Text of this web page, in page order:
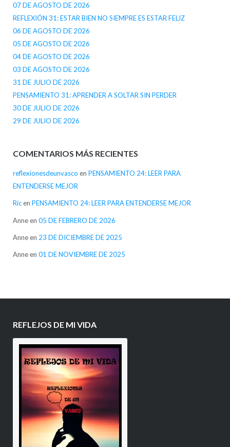
07 DE AGOSTO DE 2026
REFLEXIÓN 31: ESTAR BIEN NO SIEMPRE ES ESTAR FELIZ
06 DE AGOSTO DE 2026
05 DE AGOSTO DE 2026
04 DE AGOSTO DE 2026
03 DE AGOSTO DE 2026
31 DE JULIO DE 2026
PENSAMIENTO 31: APRENDER A SOLTAR SIN PERDER
30 DE JULIO DE 2026
29 DE JULIO DE 2026
COMENTARIOS MÁS RECIENTES
reflexionesdeunvasco en PENSAMIENTO 24: LEER PARA
ENTENDERSE MEJOR
Ricen PENSAMIENTO 24: LEER PARA ENTENDERSE MEJOR
Anneen 05 DE FEBRERO DE 2026
Anneen 23 DE DICIEMBRE DE 2025
Anneen 01 DE NOVIEMBRE DE 2025
REFLEJOS DE MI VIDA